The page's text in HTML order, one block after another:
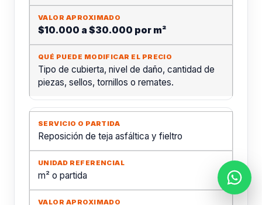
$10.000 a $30.000 por m²
Tipo de cubierta, nivel de daño, cantidad de
piezas, sellos, tornillos o remates.
Reposición de teja asfáltica y fieltro
m² o partida